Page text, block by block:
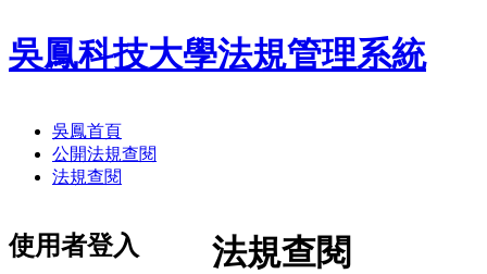
吳鳳科技大學法規管理系統
吳鳳首頁
公開法規查閱
法規查閱
使用者登入 法規查閱